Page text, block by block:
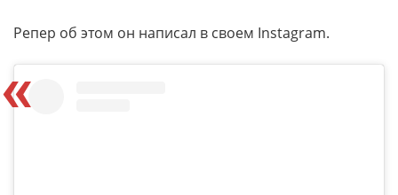
Репер об этом он написал в своем Instagram.